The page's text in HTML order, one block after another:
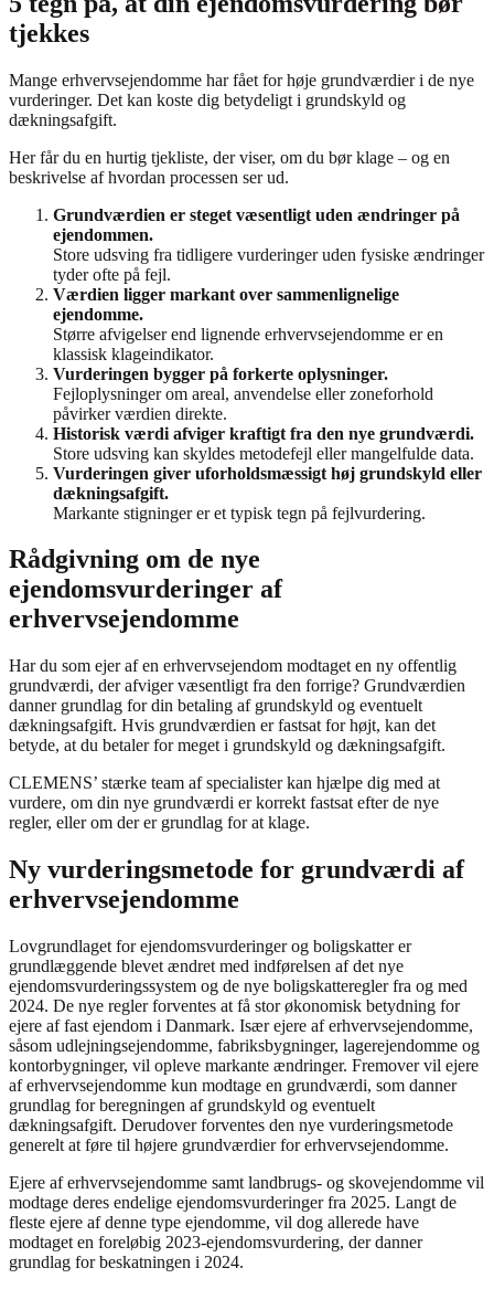
tjekkes
Mange erhvervsejendomme har fået for høje grundværdier i de nye
vurderinger. Det kan koste dig betydeligt i grundskyld og
dækningsafgift.
Her får du en hurtig tjekliste, der viser, om du bør klage – og en
beskrivelse af hvordan processen ser ud.
Grundværdien er steget væsentligt uden ændringer på
ejendommen.
Store udsving fra tidligere vurderinger uden fysiske ændringer
tyder ofte på fejl.
Værdien ligger markant over sammenlignelige
ejendomme.
Større afvigelser end lignende erhvervsejendomme er en
klassisk klageindikator.
Vurderingen bygger på forkerte oplysninger.
Fejloplysninger om areal, anvendelse eller zoneforhold
påvirker værdien direkte.
Historisk værdi afviger kraftigt fra den nye grundværdi.
Store udsving kan skyldes metodefejl eller mangelfulde data.
Vurderingen giver uforholdsmæssigt høj grundskyld eller
dækningsafgift.
Markante stigninger er et typisk tegn på fejlvurdering.
Rådgivning om de nye
ejendomsvurderinger af
erhvervsejendomme
Har du som ejer af en erhvervsejendom modtaget en ny offentlig
grundværdi, der afviger væsentligt fra den forrige? Grundværdien
danner grundlag for din betaling af grundskyld og eventuelt
dækningsafgift. Hvis grundværdien er fastsat for højt, kan det
betyde, at du betaler for meget i grundskyld og dækningsafgift.
CLEMENS’ stærke team af specialister kan hjælpe dig med at
vurdere, om din nye grundværdi er korrekt fastsat efter de nye
regler, eller om der er grundlag for at klage.
Ny vurderingsmetode for grundværdi af
erhvervsejendomme
Lovgrundlaget for ejendomsvurderinger og boligskatter er
grundlæggende blevet ændret med indførelsen af det nye
ejendomsvurderingssystem og de nye boligskatteregler fra og med
2024. De nye regler forventes at få stor økonomisk betydning for
ejere af fast ejendom i Danmark. Især ejere af erhvervsejendomme,
såsom udlejningsejendomme, fabriksbygninger, lagerejendomme og
kontorbygninger, vil opleve markante ændringer. Fremover vil ejere
af erhvervsejendomme kun modtage en grundværdi, som danner
grundlag for beregningen af grundskyld og eventuelt
dækningsafgift. Derudover forventes den nye vurderingsmetode
generelt at føre til højere grundværdier for erhvervsejendomme.
Ejere af erhvervsejendomme samt landbrugs- og skovejendomme vil
modtage deres endelige ejendomsvurderinger fra 2025. Langt de
fleste ejere af denne type ejendomme, vil dog allerede have
modtaget en foreløbig 2023-ejendomsvurdering, der danner
grundlag for beskatningen i 2024.